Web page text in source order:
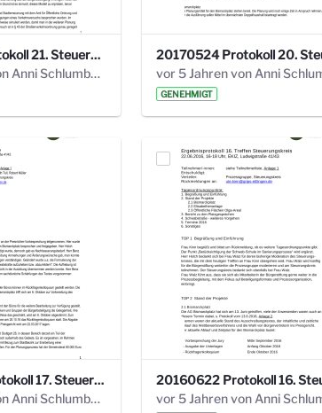
20171018 Protokoll 21. Steuerungskreis.pdf
vor 5 Jahren von Anni Schlumberger
GENEHMIGT
20160928 Protokoll 17. Steuerungskreis.pdf
vor 5 Jahren von Anni Schlumberger